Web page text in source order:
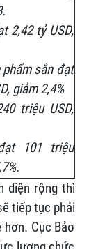
2,42 tỷ USD,
phẩm sắn đạt
giảm 2,4%
triệu USD,
101 triệu
diện rộng thì
tiếp tục phải
hơn. Cục Bảo